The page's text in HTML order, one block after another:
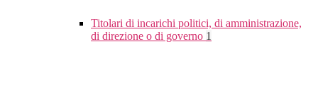
Titolari di incarichi politici, di amministrazione,
di direzione o di governo 1